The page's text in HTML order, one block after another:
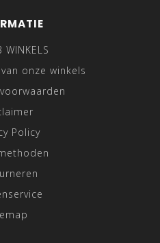
WINKELS
onze winkels
Policy